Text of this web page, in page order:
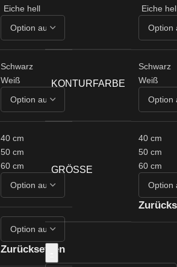
Eiche hell
Schwarz
Weiß
40 cm
50 cm
60 cm
Zurücksetzen
Eiche
KONTURFARBE
Schwarz
Weiß
GRÖSSE
40 cm
50 cm
60 cm